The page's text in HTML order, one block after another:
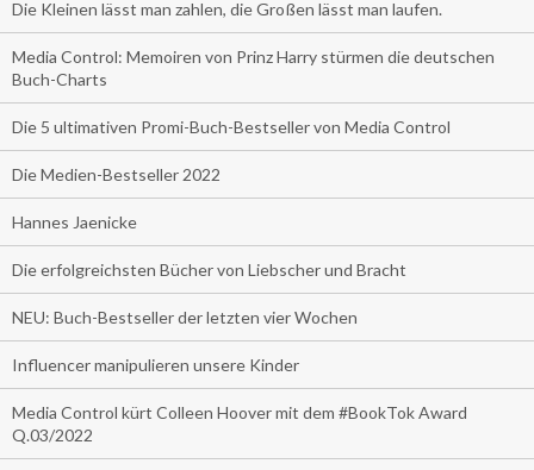
Die Kleinen lässt man zahlen, die Großen lässt man laufen.
Media Control: Memoiren von Prinz Harry stürmen die deutschen
Buch-Charts
Die 5 ultimativen Promi-Buch-Bestseller von Media Control
Die Medien-Bestseller 2022
Hannes Jaenicke
Die erfolgreichsten Bücher von Liebscher und Bracht
NEU: Buch-Bestseller der letzten vier Wochen
Influencer manipulieren unsere Kinder
Media Control kürt Colleen Hoover mit dem #BookTok Award
Q.03/2022